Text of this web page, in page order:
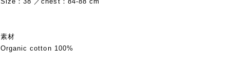
素材
Organic cotton 100%